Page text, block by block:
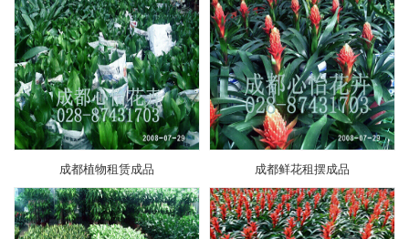
成都植物租赁成品 成都鲜花租摆成品